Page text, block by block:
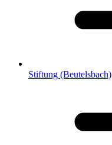
Stiftung (Beutelsbach)